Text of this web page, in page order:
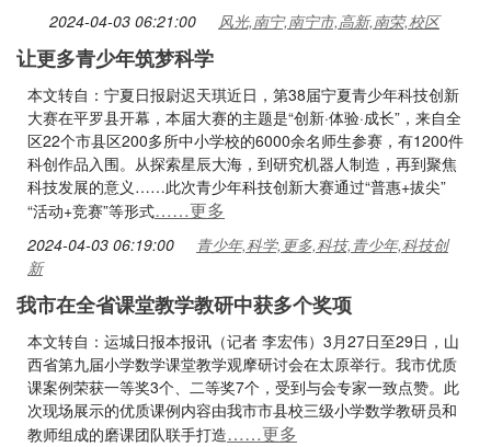
2024-04-03 06:21:00 风光,南宁,南宁市,高新,南荣,校区
让更多青少年筑梦科学
本文转自：宁夏日报尉迟天琪近日，第38届宁夏青少年科技创新
大赛在平罗县开幕，本届大赛的主题是“创新·体验·成长”，来自全
区22个市县区200多所中小学校的6000余名师生参赛，有1200件
科创作品入围。从探索星辰大海，到研究机器人制造，再到聚焦
科技发展的意义……此次青少年科技创新大赛通过“普惠+拔尖”
“活动+竞赛”等形式……更多
2024-04-03 06:19:00
青少年,科学,更多,科技,青少年,科技创
新
我市在全省课堂教学教研中获多个奖项
本文转自：运城日报本报讯（记者 李宏伟）3月27日至29日，山
西省第九届小学数学课堂教学观摩研讨会在太原举行。我市优质
课案例荣获一等奖3个、二等奖7个，受到与会专家一致点赞。此
次现场展示的优质课例内容由我市市县校三级小学数学教研员和
教师组成的磨课团队联手打造……更多